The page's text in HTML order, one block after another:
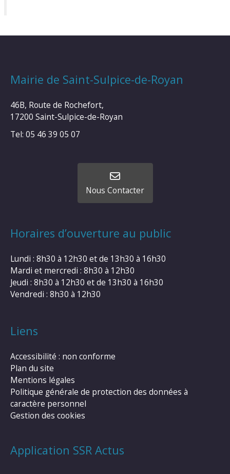
Mairie de Saint-Sulpice-de-Royan
46B, Route de Rochefort,
17200 Saint-Sulpice-de-Royan
Tel: 05 46 39 05 07
Nous Contacter
Horaires d’ouverture au public
Lundi : 8h30 à 12h30 et de 13h30 à 16h30
Mardi et mercredi : 8h30 à 12h30
Jeudi : 8h30 à 12h30 et de 13h30 à 16h30
Vendredi : 8h30 à 12h30
Liens
Accessibilité : non conforme
Plan du site
Mentions légales
Politique générale de protection des données à
caractère personnel
Gestion des cookies
Application SSR Actus